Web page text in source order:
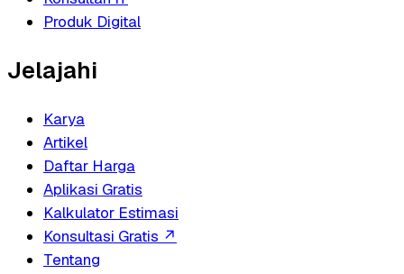
Produk Digital
Jelajahi
Karya
Artikel
Daftar Harga
Aplikasi Gratis
Kalkulator Estimasi
Konsultasi Gratis ↗
Tentang